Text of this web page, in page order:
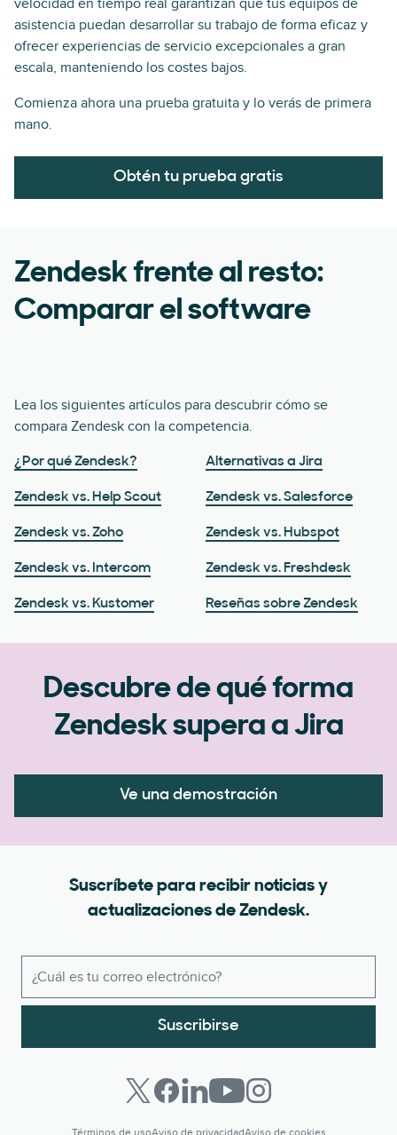
asistencia puedan desarrollar su trabajo de forma eficaz y
ofrecer experiencias de servicio excepcionales a gran
escala, manteniendo los costes bajos.
Comienza ahora una prueba gratuita y lo verás de primera
mano.
Obtén tu prueba gratis
Zendesk frente al resto:
Comparar el software
Lea los siguientes artículos para descubrir cómo se
compara Zendesk con la competencia.
¿Por qué Zendesk? Alternativas a Jira
Zendesk vs. Help Scout Zendesk vs. Salesforce
Zendesk vs. Zoho Zendesk vs. Hubspot
Zendesk vs. Intercom Zendesk vs. Freshdesk
Zendesk vs. Kustomer Reseñas sobre Zendesk
Descubre de qué forma
Zendesk supera a Jira
Ve una demostración
Suscríbete para recibir noticias y
actualizaciones de Zendesk.
Suscribirse